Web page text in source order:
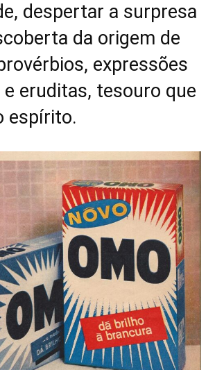
despertar a surpresa
da origem de
expressões
e eruditas, tesouro que
espírito.